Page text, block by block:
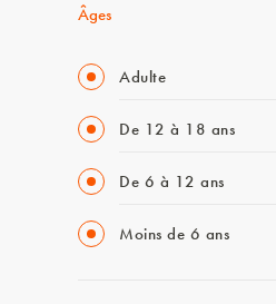
Âges
Adulte
De 12 à 18 ans
De 6 à 12 ans
Moins de 6 ans